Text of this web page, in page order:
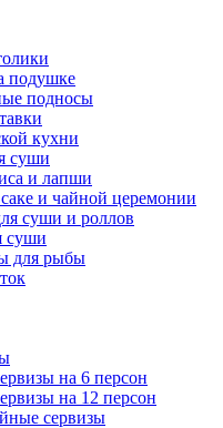
подушке
подносы
кухни
суши
и лапши
и чайной церемонии
суши и роллов
суши
для рыбы
на 6 персон
на 12 персон
сервизы